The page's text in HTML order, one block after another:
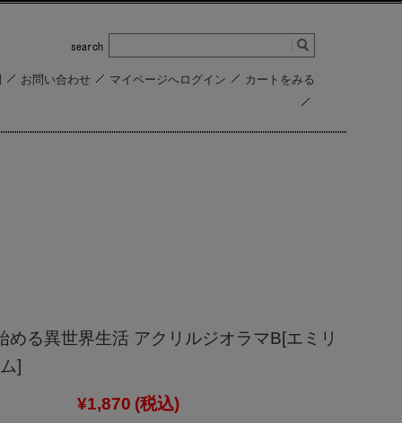
お問い合わせ マイページへログイン カートをみる
める異世界生活 アクリルジオラマB[エミリ
]
¥1,870 (税込)